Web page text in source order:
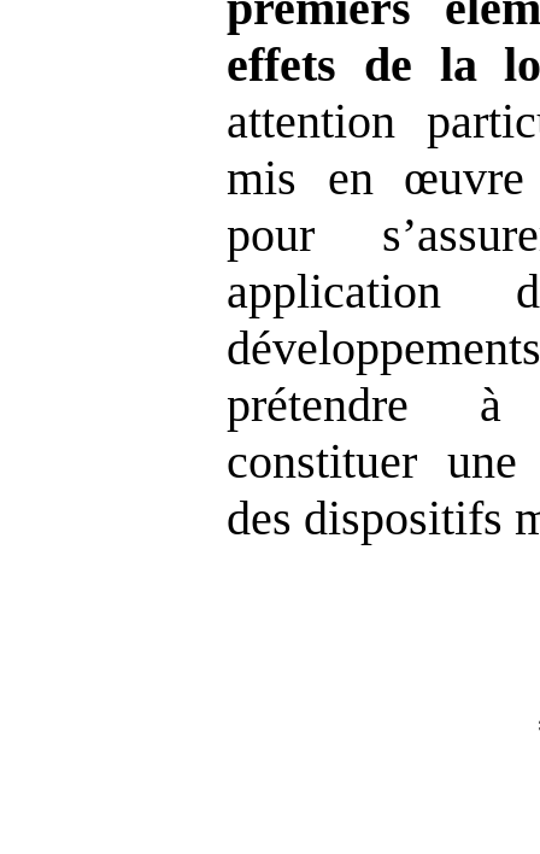
effets de la
attention
mis en œuvre
pour
prétendre à
constituer
des dispositifs